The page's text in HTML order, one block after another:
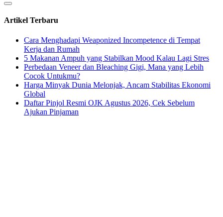
Artikel Terbaru
Cara Menghadapi Weaponized Incompetence di Tempat
Kerja dan Rumah
5 Makanan Ampuh yang Stabilkan Mood Kalau Lagi Stres
Perbedaan Veneer dan Bleaching Gigi, Mana yang Lebih
Cocok Untukmu?
Harga Minyak Dunia Melonjak, Ancam Stabilitas Ekonomi
Global
Daftar Pinjol Resmi OJK Agustus 2026, Cek Sebelum
Ajukan Pinjaman